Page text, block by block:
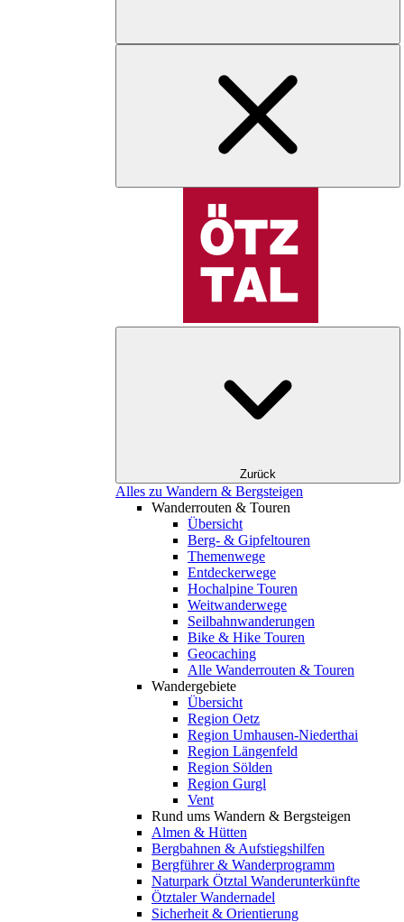
Zurück
Alles zu Wandern & Bergsteigen
Wanderrouten & Touren
Übersicht
Berg- & Gipfeltouren
Themenwege
Entdeckerwege
Hochalpine Touren
Weitwanderwege
Seilbahnwanderungen
Bike & Hike Touren
Geocaching
Alle Wanderrouten & Touren
Wandergebiete
Übersicht
Region Oetz
Region Umhausen-Niederthai
Region Längenfeld
Region Sölden
Region Gurgl
Vent
Rund ums Wandern & Bergsteigen
Almen & Hütten
Bergbahnen & Aufstiegshilfen
Bergführer & Wanderprogramm
Naturpark Ötztal Wanderunterkünfte
Ötztaler Wandernadel
Sicherheit & Orientierung